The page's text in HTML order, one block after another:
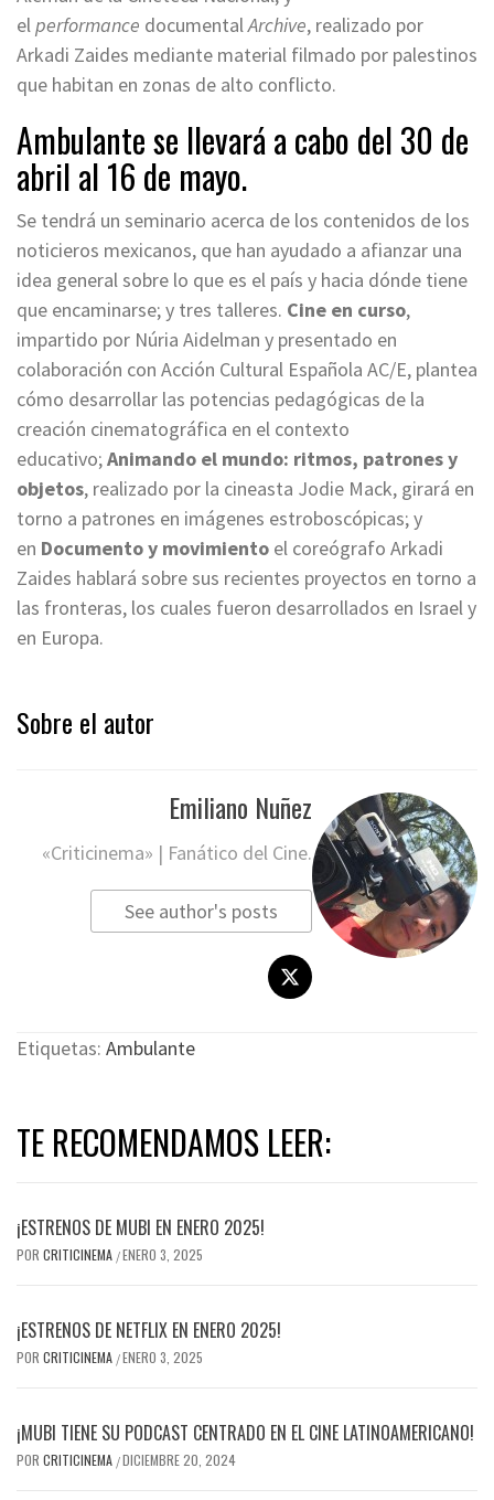
elperformance documentalArchive, realizado por
Arkadi Zaides mediante material filmado por palestinos
que habitan en zonas de alto conflicto.
Ambulante se llevará a cabo del 30 de
abril al 16 de mayo.
Se tendrá un seminario acerca de los contenidos de los
noticieros mexicanos, que han ayudado a afianzar una
idea general sobre lo que es el país y hacia dónde tiene
que encaminarse; y tres talleres. Cine en curso,
impartido por Núria Aidelman y presentado en
colaboración con Acción Cultural Española AC/E, plantea
cómo desarrollar las potencias pedagógicas de la
creación cinematográfica en el contexto
educativo;Animando el mundo: ritmos, patrones y
objetos, realizado por la cineasta Jodie Mack, girará en
torno a patrones en imágenes estroboscópicas; y
en Documento y movimiento el coreógrafo Arkadi
Zaides hablará sobre sus recientes proyectos en torno a
las fronteras, los cuales fueron desarrollados en Israel y
en Europa.
Sobre el autor
Emiliano Nuñez
«Criticinema» | Fanático del Cine.
See author's posts
Etiquetas: Ambulante
TE RECOMENDAMOS LEER:
¡ESTRENOS DE MUBI EN ENERO 2025!
POR CRITICINEMA /ENERO 3, 2025
¡ESTRENOS DE NETFLIX EN ENERO 2025!
POR CRITICINEMA /ENERO 3, 2025
¡MUBI TIENE SU PODCAST CENTRADO EN EL CINE LATINOAMERICANO!
POR CRITICINEMA /DICIEMBRE 20, 2024